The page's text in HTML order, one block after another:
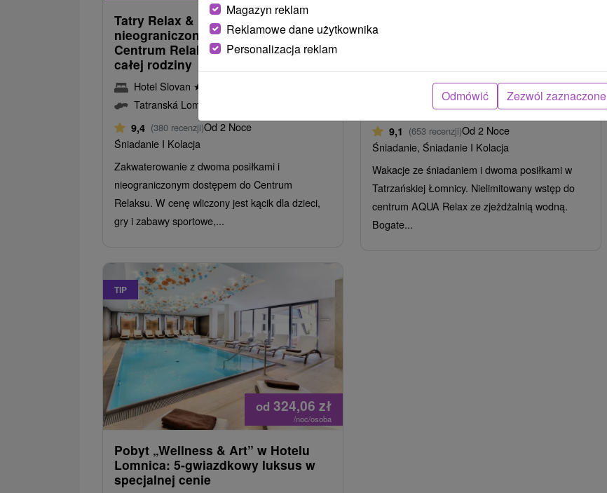
Tatry Relax & Fun: Pobyt z
nieograniczonym dostępem do
Centrum Relaksu i rozrywką dla
całej rodziny
Hotel Slovan ★
Tatranská Lomnica
9,4 (380 recenzji)Od 2 Noce
Śniadanie I Kolacja
Zakwaterowanie z dwoma posiłkami i
nieograniczonym dostępem do Centrum
Relaksu. W cenę wliczony jest kącik dla dzieci,
gry i zabawy sportowe,...
Szczytem: Wodny świat, który
Hotel SOREA TITRIS★★★Tatrzańska
Tatranská Lomnica
9,1 (653 recenzji)Od 2 Noce
Śniadanie, Śniadanie I Kolacja
Wakacje ze śniadaniem i dwoma posiłkami w
Tatrzańskiej Łomnicy. Nielimitowany wstęp do
centrum AQUA Relax ze zjeżdżalnią wodną.
Bogate...
TIP
od 324,06 zł
/noc/osoba
Pobyt „Wellness & Art” w Hotelu
Lomnica: 5-gwiazdkowy luksus w
specjalnej cenie
Magazyn reklam
Reklamowe dane użytkownika
Personalizacja reklam
Odmówić Zezwól zaznaczone